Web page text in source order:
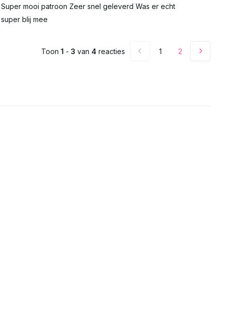
Super mooi patroon Zeer snel geleverd Was er echt
super blij mee
Toon 1 - 3 van 4 reacties 1 2